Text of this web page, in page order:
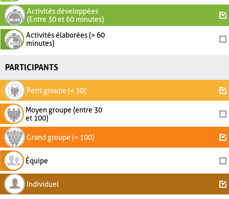
Activités développées
(Entre 30 et 60 minutes)
Activités élaborées (> 60
minutes)
PARTICIPANTS
Petit groupe (< 30)
Moyen groupe (entre 30
et 100)
Grand groupe (> 100)
Équipe
Individuel